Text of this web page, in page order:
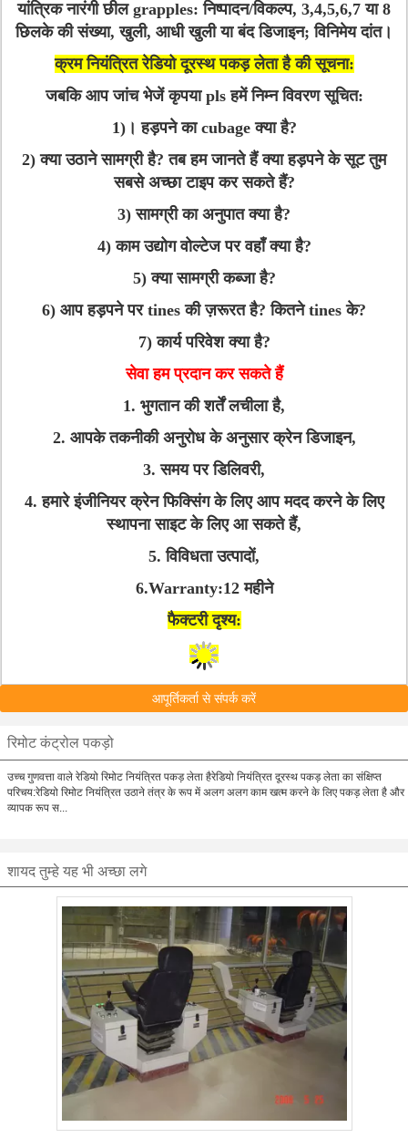
यांत्रिक नारंगी छील grapples: निष्पादन/विकल्प, 3,4,5,6,7 या 8
छिलके की संख्या, खुली, आधी खुली या बंद डिजाइन; विनिमेय दांत।
क्रम नियंत्रित रेडियो दूरस्थ पकड़ लेता है की सूचना:
जबकि आप जांच भेजें कृपया pls हमें निम्न विवरण सूचित:
1)। हड़पने का cubage क्या है?
2) क्या उठाने सामग्री है? तब हम जानते हैं क्या हड़पने के सूट तुम
सबसे अच्छा टाइप कर सकते हैं?
3) सामग्री का अनुपात क्या है?
4) काम उद्योग वोल्टेज पर वहाँ क्या है?
5) क्या सामग्री कब्जा है?
6) आप हड़पने पर tines की ज़रूरत है? कितने tines के?
7) कार्य परिवेश क्या है?
सेवा हम प्रदान कर सकते हैं
1. भुगतान की शर्तें लचीला है,
2. आपके तकनीकी अनुरोध के अनुसार क्रेन डिजाइन,
3. समय पर डिलिवरी,
4. हमारे इंजीनियर क्रेन फिक्सिंग के लिए आप मदद करने के लिए
स्थापना साइट के लिए आ सकते हैं,
5. विविधता उत्पादों,
6.Warranty:12 महीने
फैक्टरी दृश्य:
आपूर्तिकर्ता से संपर्क करें
रिमोट कंट्रोल पकड़ो
उच्च गुणवत्ता वाले रेडियो रिमोट नियंत्रित पकड़ लेता हैरेडियो नियंत्रित दूरस्थ पकड़ लेता का संक्षिप्त
परिचय:रेडियो रिमोट नियंत्रित उठाने तंत्र के रूप में अलग अलग काम खत्म करने के लिए पकड़ लेता है और
व्यापक रूप स...
शायद तुम्हे यह भी अच्छा लगे